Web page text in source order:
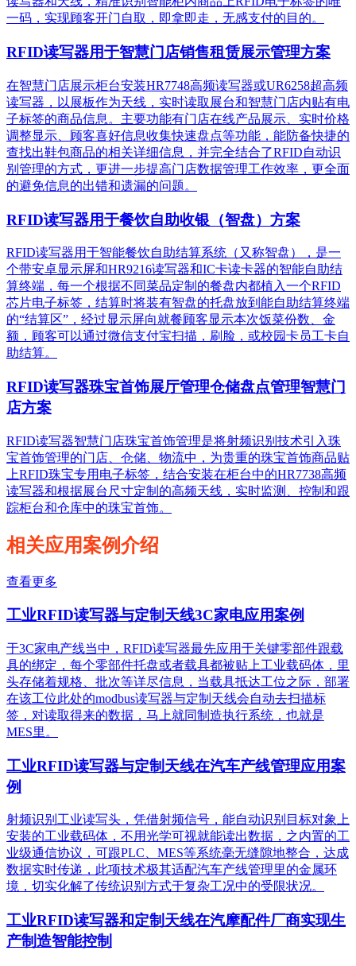
一码，实现顾客开门自取，即拿即走，无感支付的目的。
RFID读写器用于智慧门店销售租赁展示管理方案
在智慧门店展示柜台安装HR7748高频读写器或UR6258超高频
读写器，以展板作为天线，实时读取展台和智慧门店内贴有电
子标签的商品信息。主要功能有门店在线产品展示、实时价格
调整显示、顾客喜好信息收集快速盘点等功能，能防备快捷的
查找出鞋包商品的相关详细信息，并完全结合了RFID自动识
别管理的方式，更进一步提高门店数据管理工作效率，更全面
的避免信息的出错和遗漏的问题。
RFID读写器用于餐饮自助收银（智盘）方案
RFID读写器用于智能餐饮自助结算系统（又称智盘），是一
个带安卓显示屏和HR9216读写器和IC卡读卡器的智能自助结
算终端，每一个根据不同菜品定制的餐盘内都植入一个RFID
芯片电子标签，结算时将装有智盘的托盘放到能自助结算终端
的“结算区”，经过显示屏向就餐顾客显示本次饭菜份数、金
额，顾客可以通过微信支付宝扫描，刷脸，或校园卡员工卡自
助结算。
RFID读写器珠宝首饰展厅管理仓储盘点管理智慧门
店方案
RFID读写器智慧门店珠宝首饰管理是将射频识别技术引入珠
宝首饰管理的门店、仓储、物流中，为贵重的珠宝首饰商品贴
上RFID珠宝专用电子标签，结合安装在柜台中的HR7738高频
读写器和根据展台尺寸定制的高频天线，实时监测、控制和跟
踪柜台和仓库中的珠宝首饰。
相关应用案例介绍
查看更多
工业RFID读写器与定制天线3C家电应用案例
于3C家电产线当中，RFID读写器最先应用于关键零部件跟载
具的绑定，每个零部件托盘或者载具都被贴上工业载码体，里
头存储着规格、批次等详尽信息，当载具抵达工位之际，部署
在该工位此处的modbus读写器与定制天线会自动去扫描标
签，对读取得来的数据，马上就同制造执行系统，也就是
MES里。
工业RFID读写器与定制天线在汽车产线管理应用案
例
射频识别工业读写头，凭借射频信号，能自动识别目标对象上
安装的工业载码体，不用光学可视就能读出数据，之内置的工
业级通信协议，可跟PLC、MES等系统毫无缝隙地整合，达成
数据实时传递，此项技术极其适配汽车产线管理里的金属环
境，切实化解了传统识别方式于复杂工况中的受限状况。
工业RFID读写器和定制天线在汽摩配件厂商实现生
产制造智能控制